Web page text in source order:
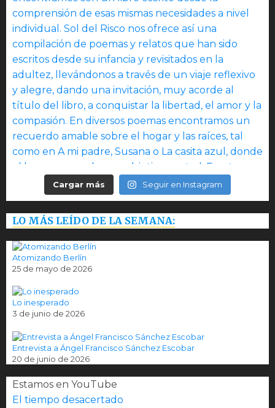
Cargar más Seguir en Instagram
LO MÁS LEÍDO DE LA SEMANA:
Atomizando Berlín
25 de mayo de 2026
Lo inesperado
3 de junio de 2026
Entrevista a Ángel Francisco Sánchez Escobar
20 de junio de 2026
Estamos en YouTube
El tiempo desacertado